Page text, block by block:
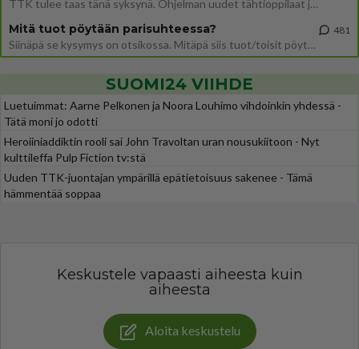
TTK tulee taas tänä syksynä. Ohjelman uudet tähtioppilaat julkistetaan torstaina 6. elokuuta klo 14 alkavassa lehdistö
Mitä tuot pöytään parisuhteessa?
Siinäpä se kysymys on otsikossa. Mitäpä siis tuot/toisit pöytään parisuhteessa? Oletko mies vai nainen? Koetko sen mitä
481
SUOMI24 VIIHDE
Luetuimmat: Aarne Pelkonen ja Noora Louhimo vihdoinkin yhdessä -
Tätä moni jo odotti
Heroiiniaddiktin rooli sai John Travoltan uran nousukiitoon - Nyt
kulttileffa Pulp Fiction tv:stä
Uuden TTK-juontajan ympärillä epätietoisuus sakenee - Tämä
hämmentää soppaa
Keskustele vapaasti aiheesta kuin
aiheesta
Aloita keskustelu